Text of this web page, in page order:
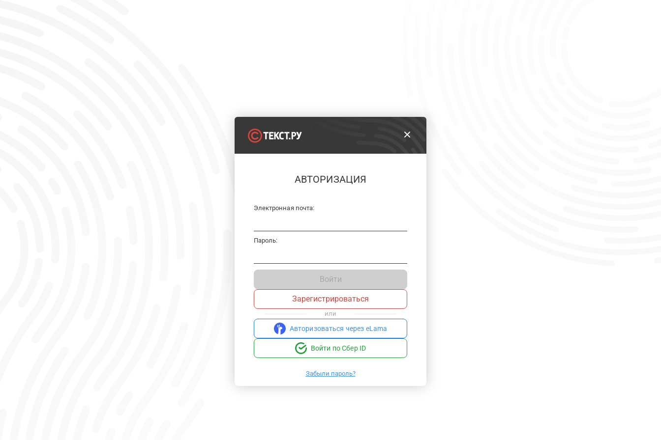
АВТОРИЗАЦИЯ
Электронная почта:
Пароль:
Войти
Зарегистрироваться
или
Авторизоваться через eLama
Войти по Сбер ID
Забыли пароль?